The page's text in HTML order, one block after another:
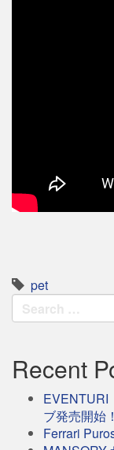
pet
Search
for:
Recent
ブ発売開始！
Ferrari